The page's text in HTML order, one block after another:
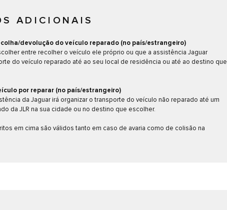
ADICIONAIS
devolução do veículo reparado (no país/estrangeiro)
entre recolher o veículo ele próprio ou que a assistência Jaguar
do veículo reparado até ao seu local de residência ou até ao destino que
por reparar (no país/estrangeiro)
da Jaguar irá organizar o transporte do veículo não reparado até um
da JLR na sua cidade ou no destino que escolher.
em cima são válidos tanto em caso de avaria como de colisão na